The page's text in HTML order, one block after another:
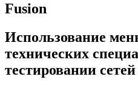
Fusion
Использование
технических
тестировании